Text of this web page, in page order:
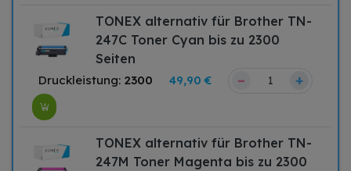
TONEX alternativ für Brother TN-
247C Toner Cyan bis zu 2300
Seiten
Druckleistung: 2300 49,90 € – +
TONEX alternativ für Brother TN-
247M Toner Magenta bis zu 2300